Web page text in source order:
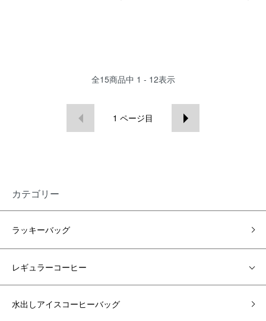
全15商品中 1 - 12表示
1 ページ目
カテゴリー
ラッキーバッグ
レギュラーコーヒー
水出しアイスコーヒーバッグ